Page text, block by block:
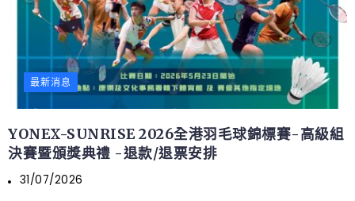
最新消息
YONEX-SUNRISE 2026全港羽毛球錦標賽-高級組
決賽暨頒獎典禮 -退款/退票安排
31/07/2026